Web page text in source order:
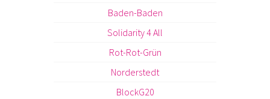
Baden-Baden
Solidarity 4 All
Rot-Rot-Grün
Norderstedt
BlockG20